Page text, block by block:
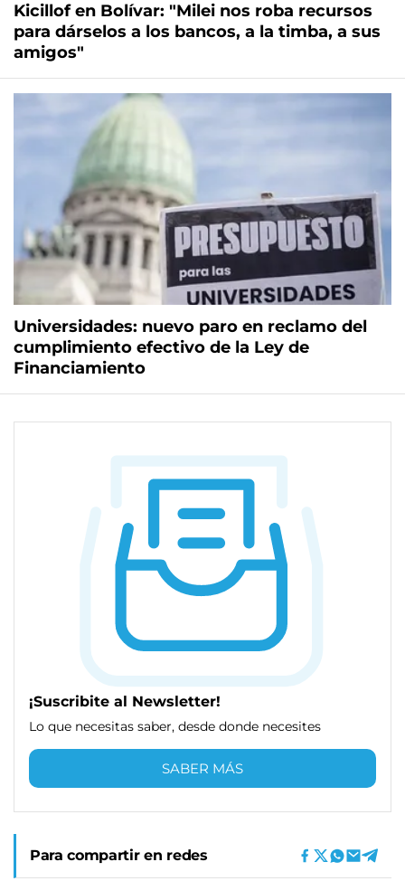
Kicillof en Bolívar: "Milei nos roba recursos
para dárselos a los bancos, a la timba, a sus
amigos"
Universidades: nuevo paro en reclamo del
cumplimiento efectivo de la Ley de
Financiamiento
¡Suscribite al Newsletter!
Lo que necesitas saber, desde donde necesites
SABER MÁS
Para compartir en redes